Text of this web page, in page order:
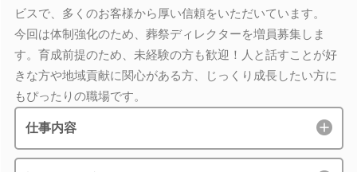
ビスで、多くのお客様から厚い信頼をいただいています。
今回は体制強化のため、葬祭ディレクターを増員募集しま
す。育成前提のため、未経験の方も歓迎！人と話すことが好
きな方や地域貢献に関心がある方、じっくり成長したい方に
もぴったりの職場です。
仕事内容